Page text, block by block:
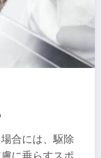
合には、駆除
に垂らすスポ